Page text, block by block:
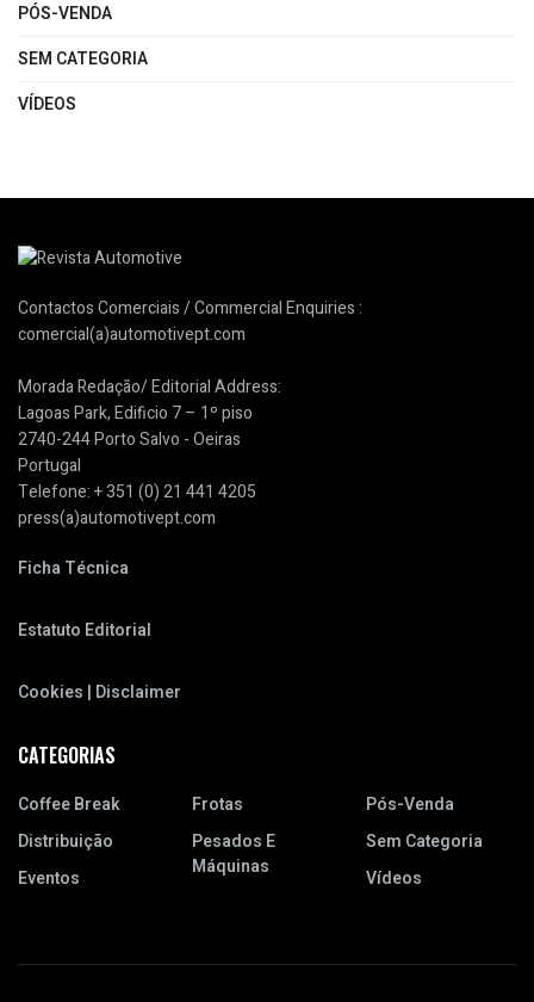
PÓS-VENDA
SEM CATEGORIA
VÍDEOS
Contactos Comerciais / Commercial Enquiries :
comercial(a)automotivept.com
Morada Redação/ Editorial Address:
Lagoas Park, Edificio 7 – 1º piso
2740-244 Porto Salvo - Oeiras
Portugal
Telefone: + 351 (0) 21 441 4205
press(a)automotivept.com
Ficha Técnica
Estatuto Editorial
Cookies | Disclaimer
CATEGORIAS
Coffee Break
Distribuição
Eventos
Frotas
Pesados E
Máquinas
Pós-Venda
Sem Categoria
Vídeos